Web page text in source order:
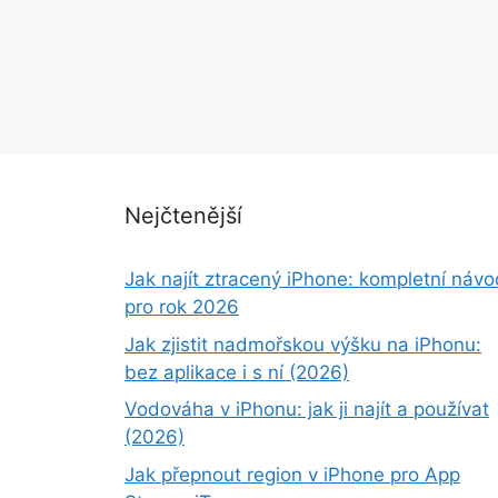
Nejčtenější
Jak najít ztracený iPhone: kompletní
pro rok 2026
Jak zjistit nadmořskou výšku na iPhonu:
bez aplikace i s ní (2026)
Vodováha v iPhonu: jak ji najít a používat
(2026)
Jak přepnout region v iPhone pro App